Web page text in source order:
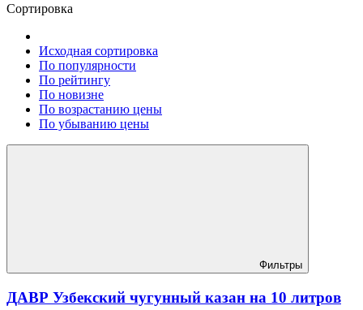
Сортировка
Исходная сортировка
По популярности
По рейтингу
По новизне
По возрастанию цены
По убыванию цены
Фильтры
ДАВР Узбекский чугунный казан на 10 литров